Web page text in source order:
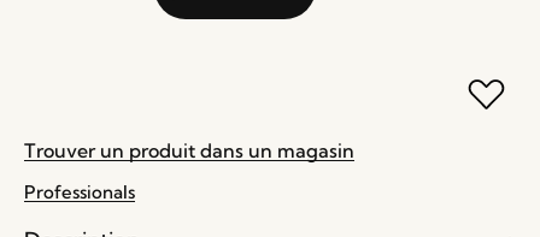
Trouver un produit dans un magasin
Professionals